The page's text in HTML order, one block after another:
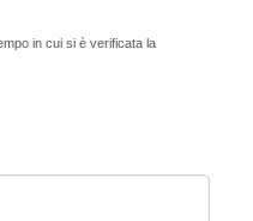
in cui si è verificata la